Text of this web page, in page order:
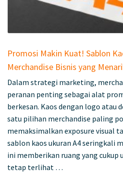
Promosi Makin Kuat! Sablon
Merchandise Bisnis yang
Dalam strategi marketing,
peranan penting sebagai alat
berkesan. Kaos dengan logo atau
satu pilihan merchandise paling
memaksimalkan exposure visual
sablon kaos ukuran A4 seringkali
ini memberikan ruang yang cukup
tetap terlihat …